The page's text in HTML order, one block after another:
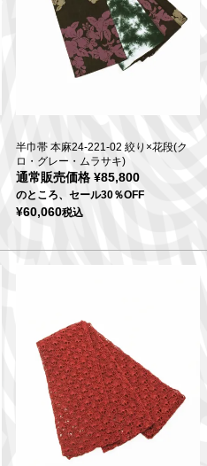
半巾帯 本麻24-221-02 絞り×花段(ク
ロ・グレー・ムラサキ)
通常販売価格 ¥85,800
のところ、セール30％OFF
¥60,060税込